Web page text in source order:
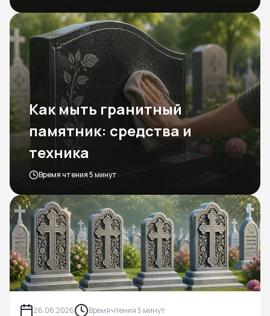
Как мыть гранитный
памятник: средства и
техника
Время чтения 5 минут
26.06.2026 Время чтения 5 минут